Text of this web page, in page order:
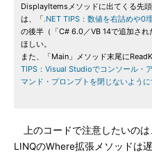
DisplayItemsメソッドに出てくる先
は、「.NET TIPS：数値を右詰めや0
の後半（「C# 6.0／VB 14で追加さ
ほしい。
また、「Main」メソッド末尾に
TIPS：Visual Studioでコンソール・
マンド・プロンプトを閉じないように
上のコードで注意したいのは
LINQのWhere拡張メソッドは